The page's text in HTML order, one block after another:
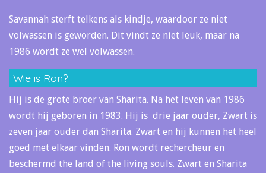
Savannah sterft telkens als kindje, waardoor ze niet
volwassen is geworden. Dit vindt ze niet leuk, maar na
1986 wordt ze wel volwassen.
Wie is Ron?
Hij is de grote broer van Sharita. Na het leven van 1986
wordt hij geboren in 1983. Hij is drie jaar ouder, Zwart is
zeven jaar ouder dan Sharita. Zwart en hij kunnen het heel
goed met elkaar vinden. Ron wordt rechercheur en
beschermd the land of the living souls. Zwart en Sharita